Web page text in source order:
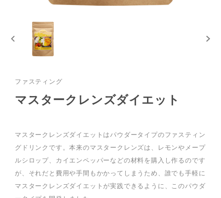
ファスティング
マスタークレンズダイエット
マスタークレンズダイエットはパウダータイプのファスティン
グドリンクです。本来のマスタークレンズは、レモンやメープ
ルシロップ、カイエンペッパーなどの材料を購入し作るのです
が、それだと費用や手間もかかってしまうため、誰でも手軽に
マスタークレンズダイエットが実践できるように、このパウダ